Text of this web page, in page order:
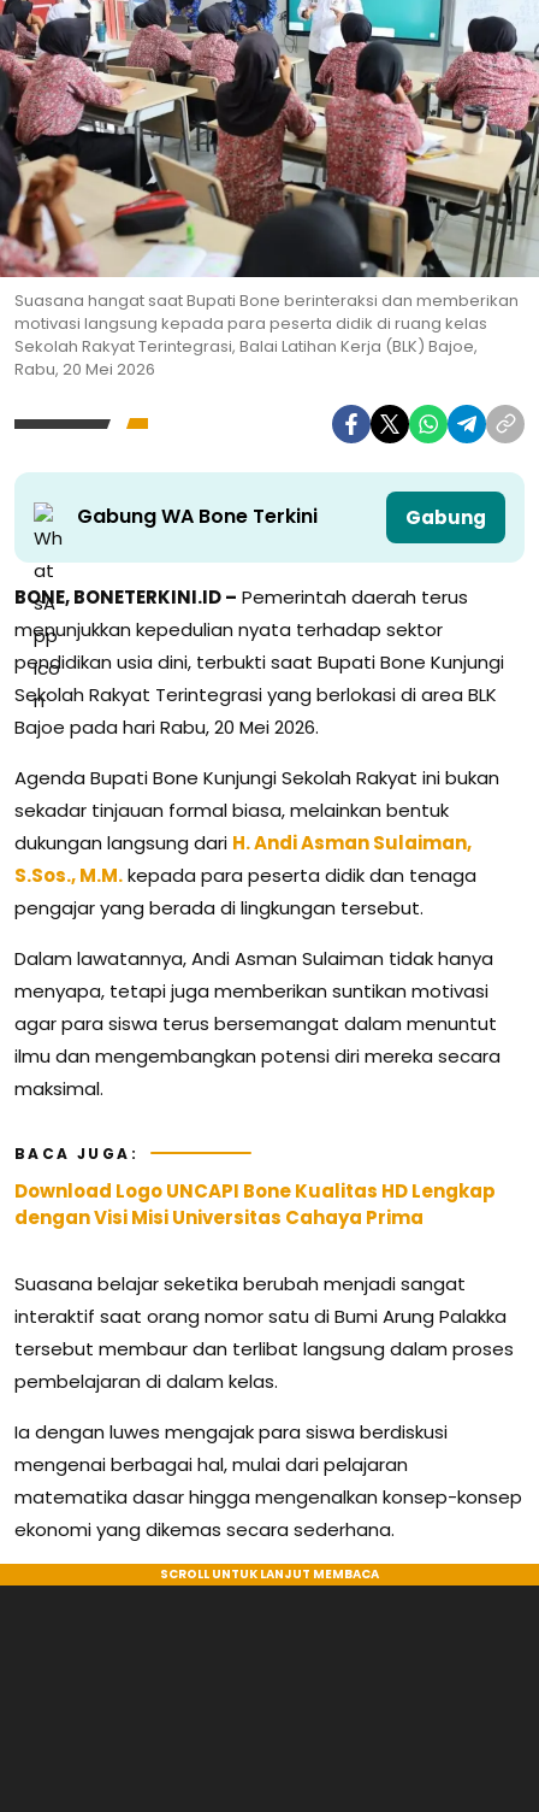
Suasana hangat saat Bupati Bone berinteraksi dan memberikan
motivasi langsung kepada para peserta didik di ruang kelas
Sekolah Rakyat Terintegrasi, Balai Latihan Kerja (BLK) Bajoe,
Rabu, 20 Mei 2026
Gabung WA Bone Terkini Gabung
BONE, BONETERKINI.ID – Pemerintah daerah terus
menunjukkan kepedulian nyata terhadap sektor
pendidikan usia dini, terbukti saat Bupati Bone Kunjungi
Sekolah Rakyat Terintegrasi yang berlokasi di area BLK
Bajoe pada hari Rabu, 20 Mei 2026.
Agenda Bupati Bone Kunjungi Sekolah Rakyat ini bukan
sekadar tinjauan formal biasa, melainkan bentuk
dukungan langsung dari H. Andi Asman Sulaiman,
S.Sos., M.M.kepada para peserta didik dan tenaga
pengajar yang berada di lingkungan tersebut.
Dalam lawatannya, Andi Asman Sulaiman tidak hanya
menyapa, tetapi juga memberikan suntikan motivasi
agar para siswa terus bersemangat dalam menuntut
ilmu dan mengembangkan potensi diri mereka secara
maksimal.
BACA JUGA:
Download Logo UNCAPI Bone Kualitas HD Lengkap
dengan Visi Misi Universitas Cahaya Prima
Suasana belajar seketika berubah menjadi sangat
interaktif saat orang nomor satu di Bumi Arung Palakka
tersebut membaur dan terlibat langsung dalam proses
pembelajaran di dalam kelas.
Ia dengan luwes mengajak para siswa berdiskusi
mengenai berbagai hal, mulai dari pelajaran
matematika dasar hingga mengenalkan konsep-konsep
ekonomi yang dikemas secara sederhana.